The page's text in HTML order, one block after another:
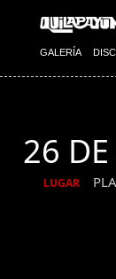
GALERÍA
26
LUGAR